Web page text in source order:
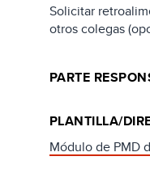
Solicitar
otros colegas
PARTE
PLANTILLA/
Módulo de PMD